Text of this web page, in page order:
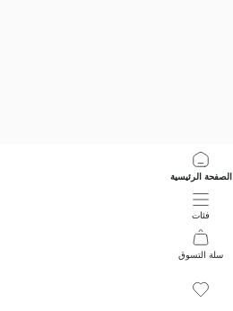
الصفحة الرئيسية
فئات
سلة التسوق
حمل التطبيق